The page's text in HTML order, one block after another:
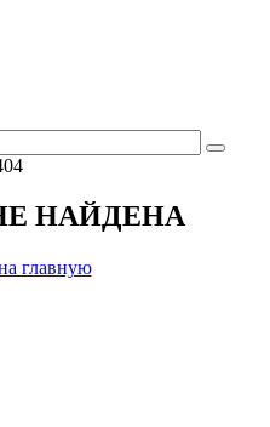
НАЙДЕНА
главную